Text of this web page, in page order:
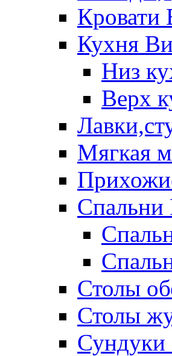
Кровати
Кухня
Низ
Верх
Мягкая
Спальни
Столы
Столы
Сундуки